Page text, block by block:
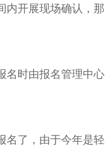
内开展现场确认，那
时由报名管理中心
了，由于今年是轻